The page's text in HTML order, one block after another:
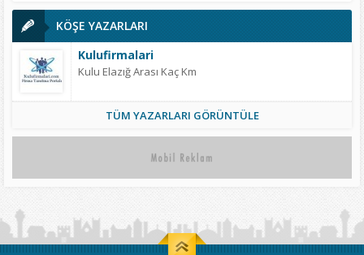
KÖŞE YAZARLARI
Kulufirmalari
Kulu Elazığ Arası Kaç Km
TÜM YAZARLARI GÖRÜNTÜLE